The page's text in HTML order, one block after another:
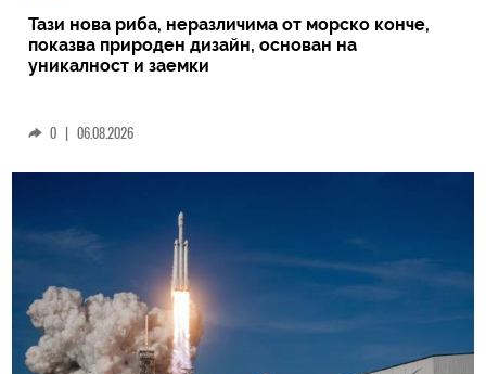
Тази нова риба, неразличима от морско конче,
показва природен дизайн, основан на
уникалност и заемки
0 | 06.08.2026